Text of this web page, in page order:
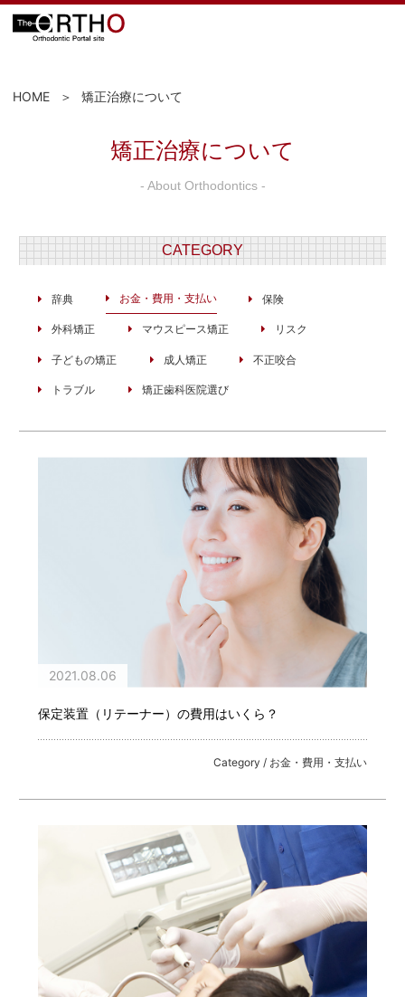
HOME 矯正治療について
矯正治療について
- About Orthodontics -
CATEGORY
辞典 お金・費用・支払い 保険
外科矯正 マウスピース矯正 リスク
子どもの矯正 成人矯正 不正咬合
トラブル 矯正歯科医院選び
2021.08.06
保定装置（リテーナー）の費用はいくら？
Category / お金・費用・支払い